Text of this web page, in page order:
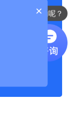
现在有优惠活动么？
×